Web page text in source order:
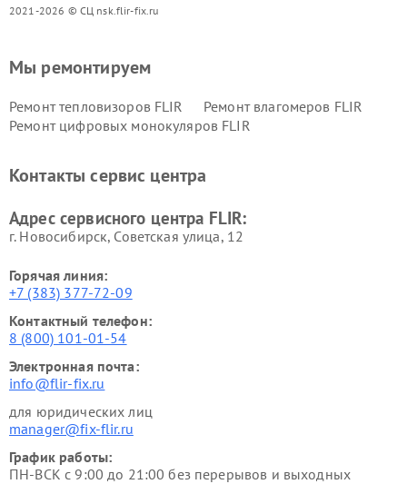
2021-2026 © СЦ nsk.flir-fix.ru
Мы ремонтируем
Ремонт тепловизоров FLIR
Ремонт влагомеров FLIR
Ремонт цифровых монокуляров FLIR
Контакты сервис центра
Адрес сервисного центра FLIR:
г. Новосибирск, Советская улица, 12
Горячая линия:
+7 (383) 377-72-09
Контактный телефон:
8 (800) 101-01-54
Электронная почта:
info@flir-fix.ru
для юридических лиц
manager@fix-flir.ru
График работы:
ПН-ВСК с 9:00 до 21:00 без перерывов и выходных